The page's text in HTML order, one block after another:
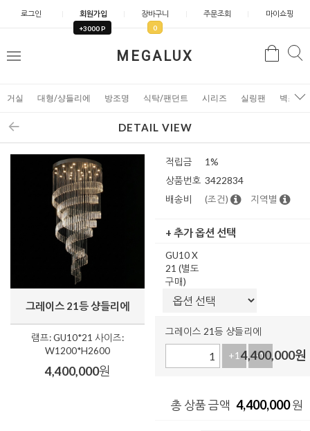
로그인 회원가입
+3000 P
장바구니
0
주문조회 마이쇼핑
MEGALUX
메
검
거실 대형/샹들리에 방조명 식탁/팬던트 시리즈 실링팬 벽조명
DETAIL VIEW
그레이스 21등 샹들리에
램프: GU10*21 사이즈:
W1200*H2600
4,400,000원
적립금
1%
상품번호 3422834
배송비
(조건) 지역별
+ 추가 옵션 선택
GU10 X
21 (별도
구매)
그레이스 21등 샹들리에
+1 -1
4,400,000원
총 상품 금액 4,400,000원